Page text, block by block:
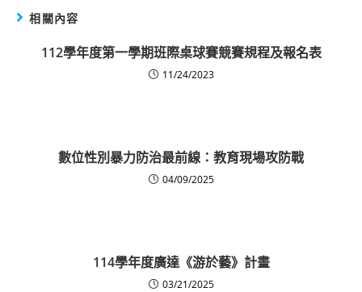
相關內容
112學年度第一學期班際桌球賽競賽規程及報名表
11/24/2023
數位性別暴力防治最前線：教育現場攻防戰
04/09/2025
114學年度廣達《游於藝》計畫
03/21/2025